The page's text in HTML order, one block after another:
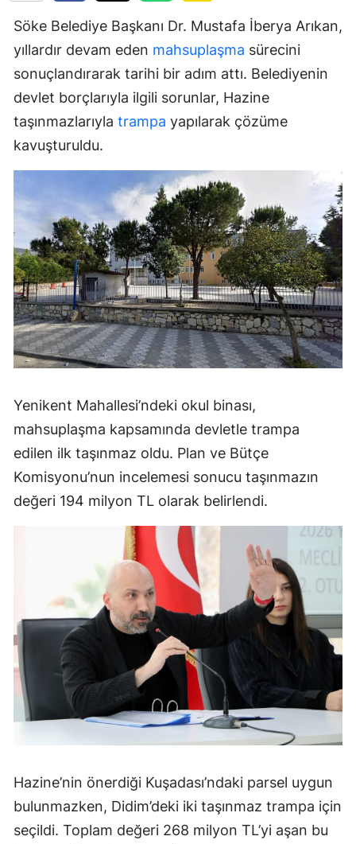
Söke Belediye Başkanı Dr. Mustafa İberya Arıkan,
yıllardır devam eden mahsuplaşma sürecini
sonuçlandırarak tarihi bir adım attı. Belediyenin
devlet borçlarıyla ilgili sorunlar, Hazine
taşınmazlarıyla trampa yapılarak çözüme
kavuşturuldu.
Yenikent Mahallesi’ndeki okul binası,
mahsuplaşma kapsamında devletle trampa
edilen ilk taşınmaz oldu. Plan ve Bütçe
Komisyonu’nun incelemesi sonucu taşınmazın
değeri 194 milyon TL olarak belirlendi.
Hazine’nin önerdiği Kuşadası’ndaki parsel uygun
bulunmazken, Didim’deki iki taşınmaz trampa için
seçildi. Toplam değeri 268 milyon TL’yi aşan bu